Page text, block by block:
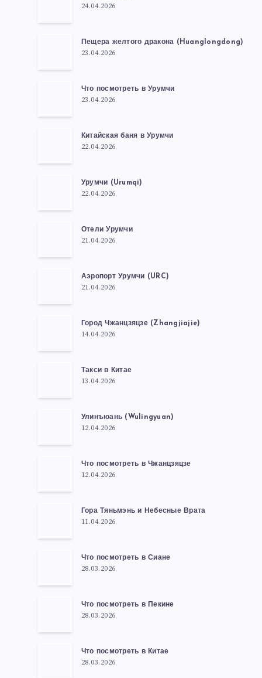
24.04.2026
Пещера желтого дракона (Huanglongdong)
23.04.2026
Что посмотреть в Урумчи
23.04.2026
Китайская баня в Урумчи
22.04.2026
Урумчи (Urumqi)
22.04.2026
Отели Урумчи
21.04.2026
Аэропорт Урумчи (URC)
21.04.2026
Город Чжанцзяцзе (Zhangjiajie)
14.04.2026
Такси в Китае
13.04.2026
Улинъюань (Wulingyuan)
12.04.2026
Что посмотреть в Чжанцзяцзе
12.04.2026
Гора Тяньмэнь и Небесные Врата
11.04.2026
Что посмотреть в Сиане
28.03.2026
Что посмотреть в Пекине
28.03.2026
Что посмотреть в Китае
28.03.2026